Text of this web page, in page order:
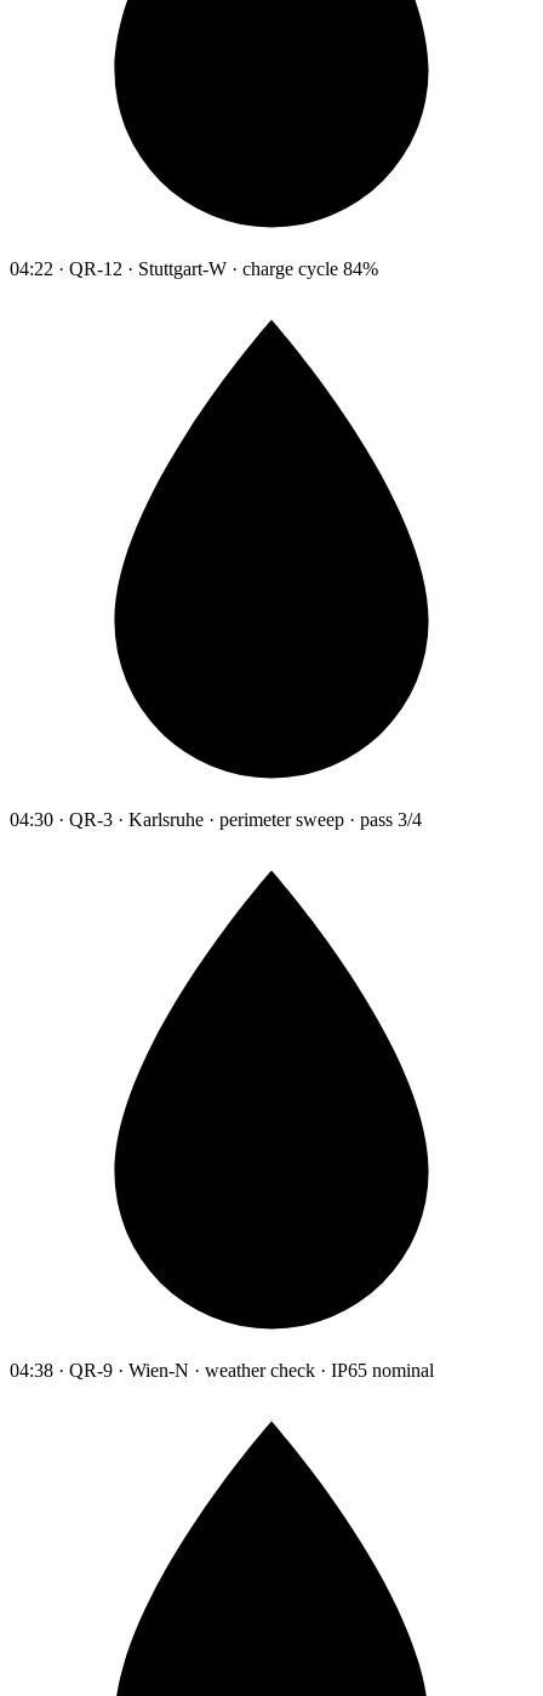
04:22 · QR-12 · Stuttgart-W · charge cycle 84%
04:30 · QR-3 · Karlsruhe · perimeter sweep · pass 3/4
04:38 · QR-9 · Wien-N · weather check · IP65 nominal